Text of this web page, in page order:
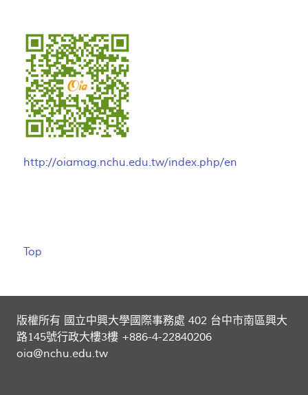
http://oiamag.nchu.edu.tw/index.php/en
Top
版權所有 國立中興大學國際事務處 402 台中市南區興大
路145號行政大樓3樓 +886-4-22840206
oia@nchu.edu.tw